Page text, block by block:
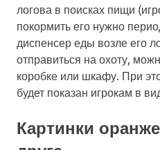
логова в поисках пищи
покормить его нужно
диспенсер еды возле его
отправиться на охоту,
коробке или шкафу. При
будет показан игрокам в
Картинки